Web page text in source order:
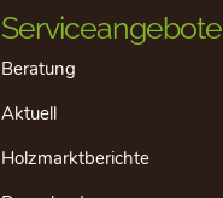
Serviceangebote
Beratung
Aktuell
Holzmarktberichte